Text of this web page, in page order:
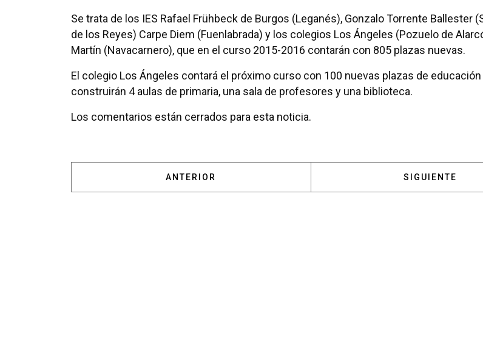
Se trata de los IES Rafael Frühbeck de Burgos (Leganés), Gonzalo Torrente Ballester
de los Reyes) Carpe Diem (Fuenlabrada) y los colegios Los Ángeles (Pozuelo de
Martín (Navacarnero), que en el curso 2015-2016 contarán con 805 plazas nuevas.
El colegio Los Ángeles contará el próximo curso con 100 nuevas plazas de educación
construirán 4 aulas de primaria, una sala de profesores y una biblioteca.
Los comentarios están cerrados para esta noticia.
ARTÍCULO ANTERIOR: EL COLEGIO RETAMAR SELECCIONADO
ANTERIOR ARTÍCULO
SIGUIENTE